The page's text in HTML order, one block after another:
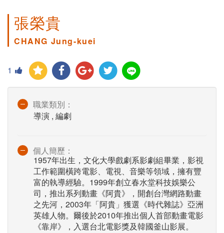
張榮貴
CHANG Jung-kuei
1
職業類別：
導演 , 編劇
個人簡歷：
1957年出生，文化大學戲劇系影劇組畢業，影視
工作範圍橫跨電影、電視、音樂等領域，擁有豐
富的執導經驗。1999年創立春水堂科技娛樂公
司，推出系列動畫《阿貴》，開創台灣網路動畫
之先河，2003年「阿貴」獲選《時代雜誌》亞洲
英雄人物。爾後於2010年推出個人首部動畫電影
《靠岸》，入選台北電影獎及韓國釜山影展。